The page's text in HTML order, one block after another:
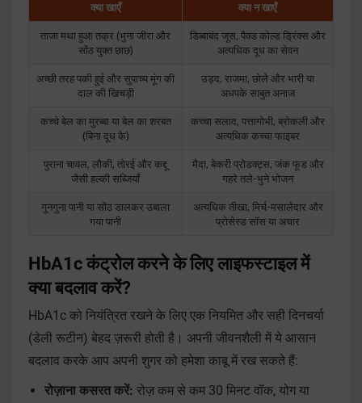
क्या खाएँ क्या न खाएँ
ताजा मथा हुआ तक्र (भुना जीरा और
सोंठ युक्त छाछ)
डिब्बाबंद जूस, पैक्ड कोल्ड ड्रिंक्स और
अत्यधिक दूध का सेवन
अच्छी तरह पकी हुई और सुपाच्य मूंग की
दाल की खिचड़ी
उड़द, राजमा, छोले और भारी या
अधपके साबुत अनाज
कच्चे बेल का मुरब्बा या बेल का शरबत
(बिना दूध के)
कच्चा सलाद, पत्तागोभी, ब्रोकली और
अत्यधिक कच्चा फाइबर
पुराना चावल, लौकी, तोरई और कद्दू
जैसी हल्की सब्जियाँ
मैदा, बेकरी प्रोडक्ट्स, जंक फूड और
गहरे तले-भुने भोजन
गुनगुना पानी या सोंठ डालकर उबाला
गया पानी
अत्यधिक तीखा, मिर्च-मसालेदार और
प्रोसेस्ड सॉस या अचार
HbA1c कंट्रोल करने के लिए लाइफस्टाइल में
क्या बदलाव करें?
HbA1c को नियंत्रित रखने के लिए एक नियमित और सही दिनचर्या
(डेली रूटीन) बेहद ज़रूरी होती है। अपनी जीवनशैली में ये आसान
बदलाव करके आप अपनी शुगर को हमेशा काबू में रख सकते हैं:
रोज़ाना कसरत करें: रोज़ कम से कम 30 मिनट वॉक, योग या